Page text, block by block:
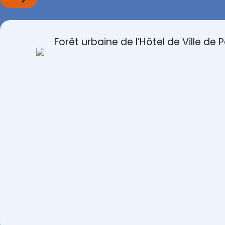
Forêt urbaine de l’Hôtel de Ville de